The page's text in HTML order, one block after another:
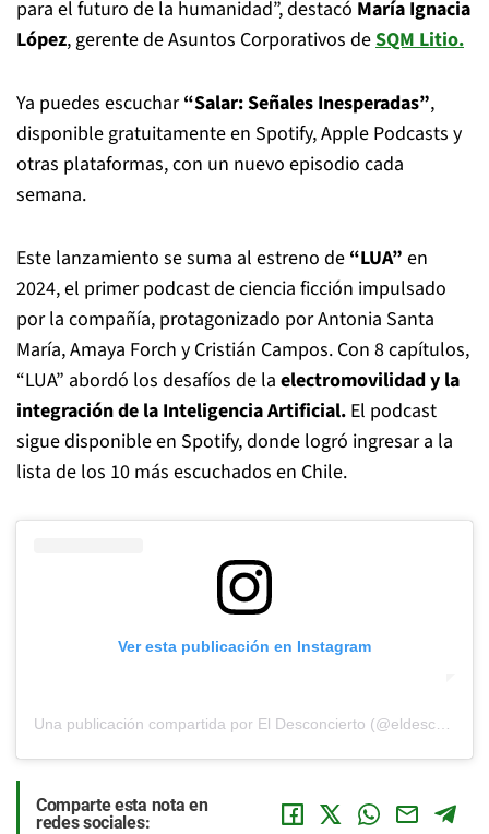
para el futuro de la humanidad”, destacó María Ignacia
López, gerente de Asuntos Corporativos deSQM Litio.
Ya puedes escuchar“Salar: Señales Inesperadas”,
disponible gratuitamente en Spotify, Apple Podcasts y
otras plataformas, con un nuevo episodio cada
semana.
Este lanzamiento se suma al estreno de “LUA” en
2024, el primer podcast de ciencia ficción impulsado
por la compañía, protagonizado por Antonia Santa
María, Amaya Forch y Cristián Campos. Con 8 capítulos,
“LUA” abordó los desafíos de la electromovilidad y la
integración de la Inteligencia Artificial. El podcast
sigue disponible en Spotify, donde logró ingresar a la
lista de los 10 más escuchados en Chile.
Ver esta publicación en Instagram
Comparte esta nota en
redes sociales: